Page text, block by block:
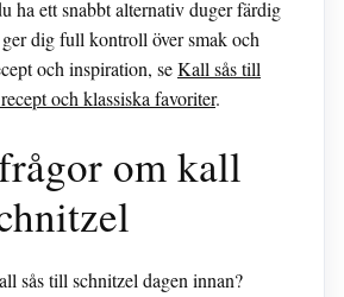
ha ett snabbt alternativ duger färdig
dig full kontroll över smak och
och inspiration, seKall sås till
och klassiska favoriter.
om kall
sås till schnitzel dagen innan?